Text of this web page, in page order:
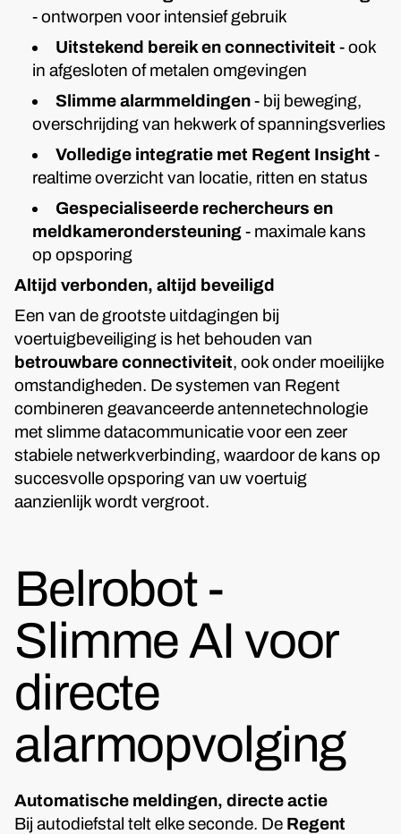
- ontworpen voor intensief gebruik
Uitstekend bereik en connectiviteit - ook
in afgesloten of metalen omgevingen
Slimme alarmmeldingen- bij beweging,
overschrijding van hekwerk of spanningsverlies
Volledige integratie met Regent Insight -
realtime overzicht van locatie, ritten en status
Gespecialiseerde rechercheurs en
meldkamerondersteuning- maximale kans
op opsporing
Altijd verbonden, altijd beveiligd
Een van de grootste uitdagingen bij
voertuigbeveiliging is het behouden van
betrouwbare connectiviteit, ook onder moeilijke
omstandigheden. De systemen van Regent
combineren geavanceerde antennetechnologie
met slimme datacommunicatie voor een zeer
stabiele netwerkverbinding, waardoor de kans op
succesvolle opsporing van uw voertuig
aanzienlijk wordt vergroot.
Belrobot -
Slimme AI voor
directe
alarmopvolging
Automatische meldingen, directe actie
Bij autodiefstal telt elke seconde. De Regent